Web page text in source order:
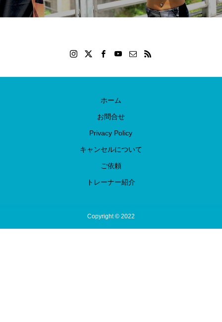
ホーム
お問合せ
Privacy Policy
キャンセルについて
ご依頼
トレーナー紹介
Copyright © 2022